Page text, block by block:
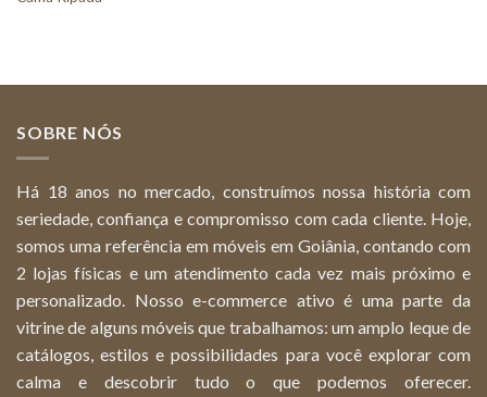
SOBRE NÓS
Há 18 anos no mercado, construímos nossa história com
seriedade, confiança e compromisso com cada cliente. Hoje,
somos uma referência em móveis em Goiânia, contando com
2 lojas físicas e um atendimento cada vez mais próximo e
personalizado. Nosso e-commerce ativo é uma parte da
vitrine de alguns móveis que trabalhamos: um amplo leque de
catálogos, estilos e possibilidades para você explorar com
calma e descobrir tudo o que podemos oferecer.